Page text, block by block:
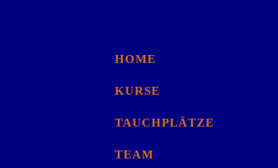
HOME
KURSE
TAUCHPLÄTZE
TEAM